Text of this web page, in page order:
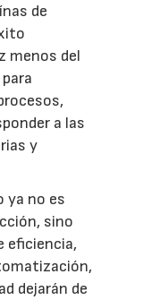
de
menos del
a las
y
ya no es
sino
eficiencia,
dejarán de